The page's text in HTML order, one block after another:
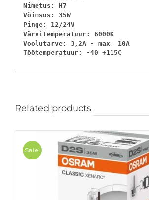
Nimetus: H7
Võimsus: 35W
Pinge: 12/24V
Värvitemperatuur: 6000K
Voolutarve: 3,2A - max. 10A
Töötemperatuur: -40 +115C
Related products
Sale!